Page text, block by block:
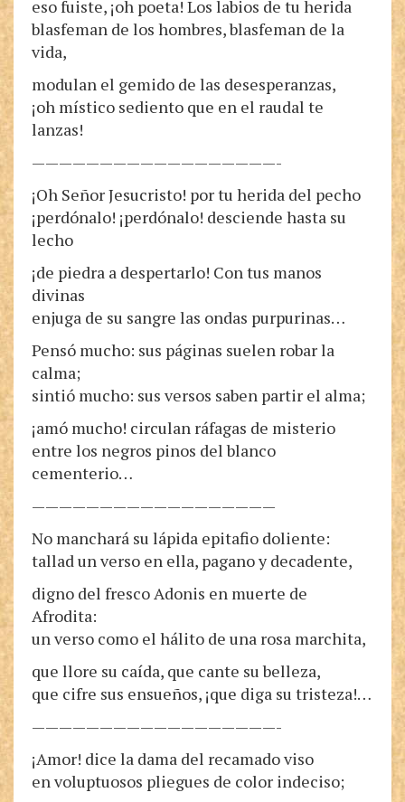
eso fuiste, ¡oh poeta! Los labios de tu herida
blasfeman de los hombres, blasfeman de la
vida,
modulan el gemido de las desesperanzas,
¡oh místico sediento que en el raudal te
lanzas!
——————————————————-
¡Oh Señor Jesucristo! por tu herida del pecho
¡perdónalo! ¡perdónalo! desciende hasta su
lecho
¡de piedra a despertarlo! Con tus manos
divinas
enjuga de su sangre las ondas purpurinas…
Pensó mucho: sus páginas suelen robar la
calma;
sintió mucho: sus versos saben partir el alma;
¡amó mucho! circulan ráfagas de misterio
entre los negros pinos del blanco
cementerio…
——————————————————
No manchará su lápida epitafio doliente:
tallad un verso en ella, pagano y decadente,
digno del fresco Adonis en muerte de
Afrodita:
un verso como el hálito de una rosa marchita,
que llore su caída, que cante su belleza,
que cifre sus ensueños, ¡que diga su tristeza!…
——————————————————-
¡Amor! dice la dama del recamado viso
en voluptuosos pliegues de color indeciso;